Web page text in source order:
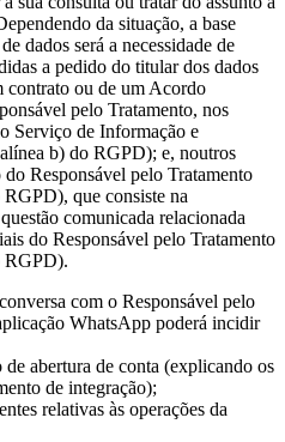
da situação, a base
dados será a necessidade de
a pedido do titular dos dados
contrato ou de um Acordo
pelo Tratamento, nos
Serviço de Informação e
b) do RGPD); e, noutros
Responsável pelo Tratamento
que consiste na
comunicada relacionada
do Responsável pelo Tratamento
RGPD).
com o Responsável pelo
WhatsApp poderá incidir
de abertura de conta (explicando os
de integração);
relativas às operações da